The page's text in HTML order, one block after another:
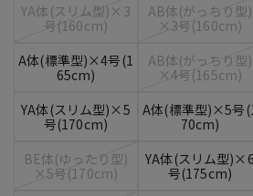
YA体(スリム型)×3
号(160cm)
AB体(がっちり型)
×3号(160cm)
A体(標準型)×4号(1
65cm)
AB体(がっちり型)
×4号(165cm)
YA体(スリム型)×5
号(170cm)
A体(標準型)×5号
70cm)
BE体(ゆったり型)
×5号(170cm)
YA体(スリム型)×6
号(175cm)